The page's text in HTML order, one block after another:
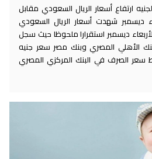
ارتفاع أسعار الريال السعودي مقابل
ديسمبر شهدت أسعار الريال السعودي
ديسمبر استقرارا ملحوظا حيث سجل
الأهلي المصري وبنك مصر سعر جنيه
سعر الصرف في البنك المركزي المصري